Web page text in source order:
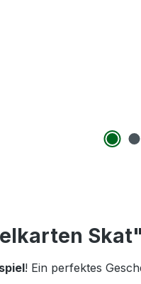
Skat"
! Ein perfektes